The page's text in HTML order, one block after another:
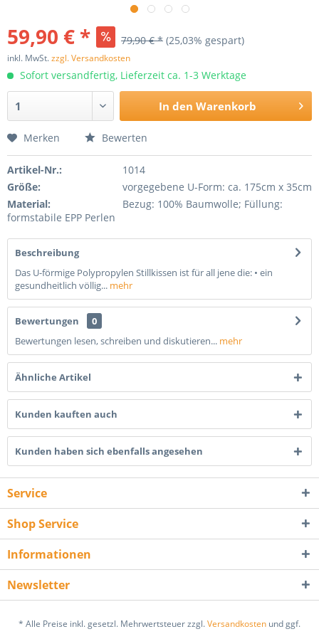
59,90 € * 79,90 € * (25,03% gespart)
inkl. MwSt.zzgl. Versandkosten
Sofort versandfertig, Lieferzeit ca. 1-3 Werktage
In den Warenkorb
Merken Bewerten
Artikel-Nr.:
1014
Größe:
vorgegebene U-Form: ca. 175cm x 35cm
Material:
Bezug: 100% Baumwolle; Füllung:
formstabile EPP Perlen
Beschreibung
Das U-förmige Polypropylen Stillkissen ist für all jene die: • ein
gesundheitlich völlig... mehr
Bewertungen
0
Bewertungen lesen, schreiben und diskutieren... mehr
Ähnliche Artikel
Kunden kauften auch
Kunden haben sich ebenfalls angesehen
Service
Shop Service
Informationen
Newsletter
* Alle Preise inkl. gesetzl. Mehrwertsteuer zzgl.Versandkosten und ggf.